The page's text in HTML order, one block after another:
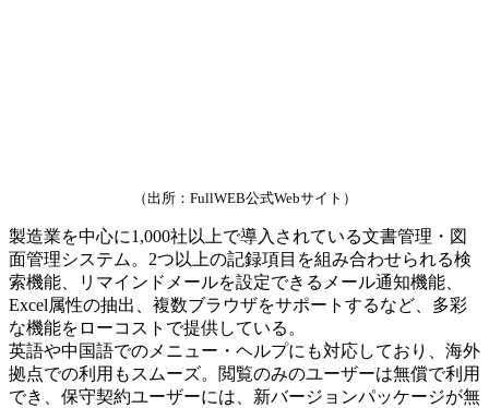
（出所：FullWEB公式Webサイト）
製造業を中心に1,000社以上で導入されている文書管理・図
面管理システム。2つ以上の記録項目を組み合わせられる検
索機能、リマインドメールを設定できるメール通知機能、
Excel属性の抽出、複数ブラウザをサポートするなど、多彩
な機能をローコストで提供している。
英語や中国語でのメニュー・ヘルプにも対応しており、海外
拠点での利用もスムーズ。閲覧のみのユーザーは無償で利用
でき、保守契約ユーザーには、新バージョンパッケージが無